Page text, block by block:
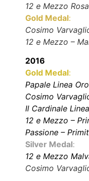
12 e Mezzo
Gold Medal:
Cosimo
12 e Mezzo –
2016
Gold Medal:
Papale Linea
Cosimo
Il Cardinale
12 e Mezzo –
Passione –
Silver Medal:
12 e Mezzo
Cosimo